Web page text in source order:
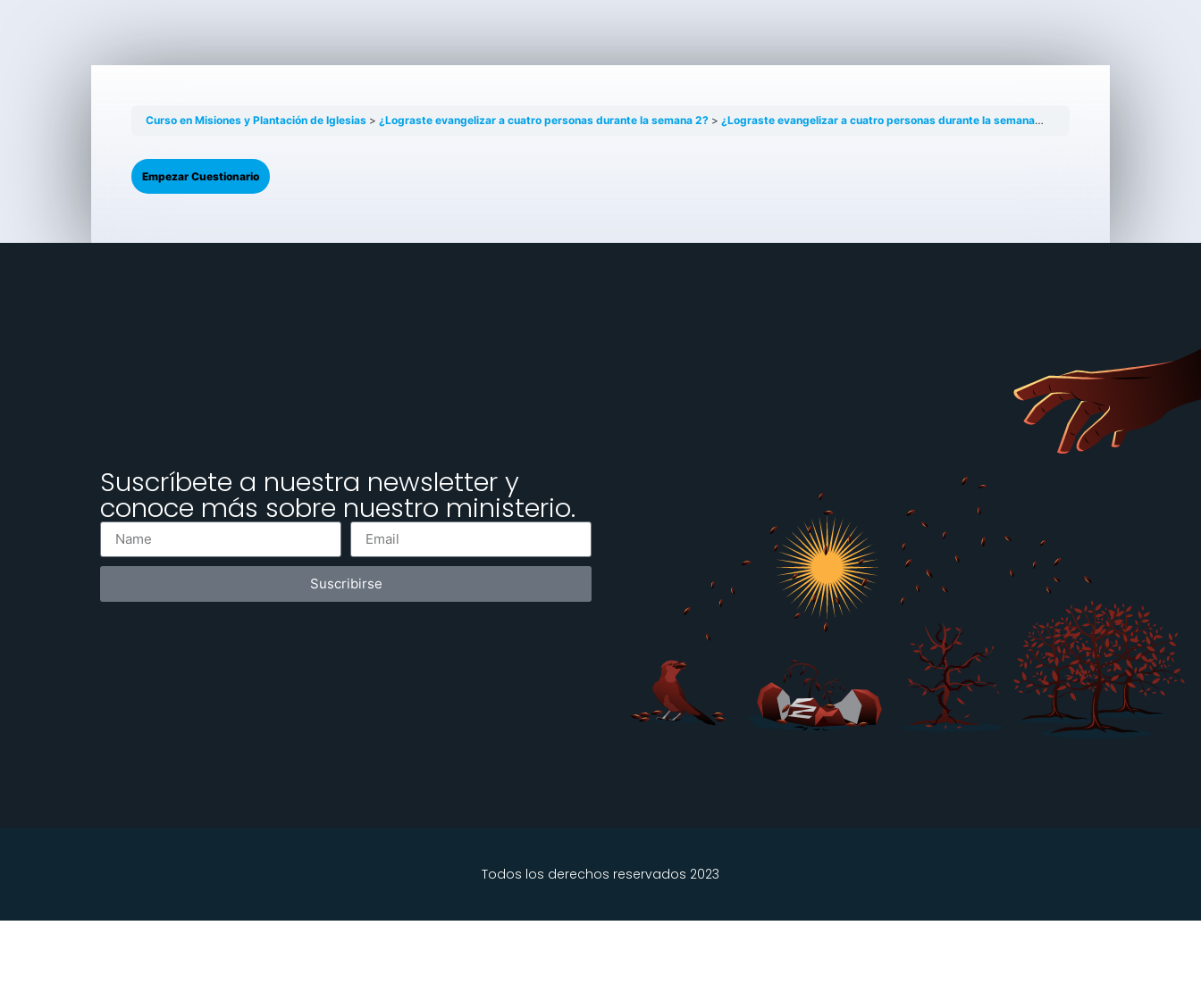
Curso en Misiones y Plantación de Iglesias ¿Lograste evangelizar a cuatro personas durante la semana 2? ¿Lograste evangelizar a cuatro personas durante la semana 2?
Suscríbete a nuestra newsletter y
conoce más sobre nuestro ministerio.
Suscribirse
Todos los derechos reservados 2023